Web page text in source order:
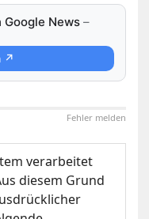
News –
↗
Fehler melden
verarbeitet
diesem Grund